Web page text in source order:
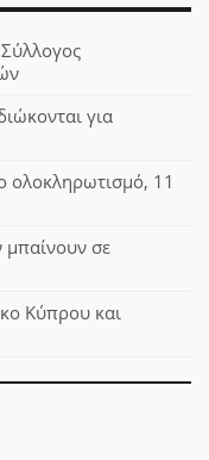
για
ολοκληρωτισμό, 11
μπαίνουν σε
Κύπρου και